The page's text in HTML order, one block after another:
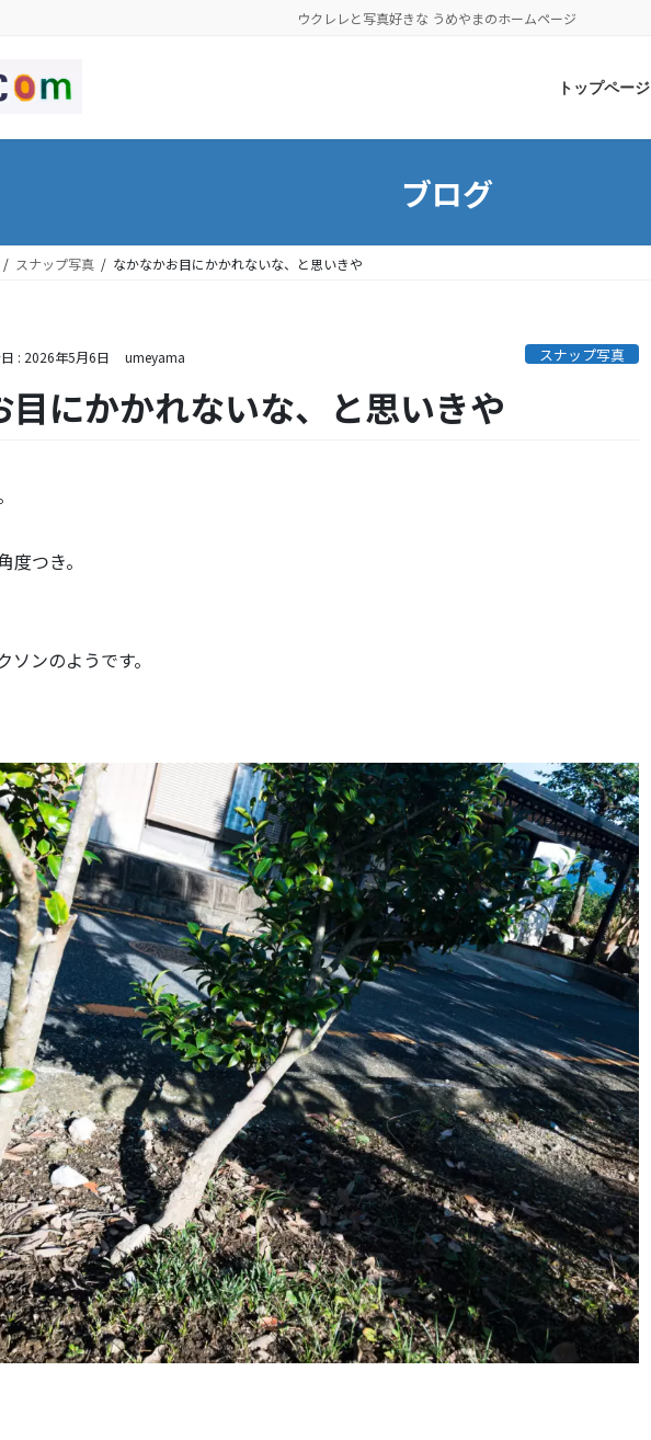
ウクレレと写真好きな うめやまのホームページ
トップページ
ブログ
スナップ写真 なかなかお目にかかれないな、と思いきや
: 2026年5月6日 umeyama スナップ写真
目にかかれないな、と思いきや
度つき。
ソンのようです。